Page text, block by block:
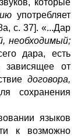
которые
употребляет
с. 37]. «...Дар
необходимый;
дара, есть
зависящее от
договора,
сохранения
языков
к возможно